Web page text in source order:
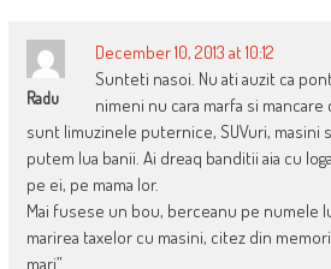
Radu
December 10, 2013 at 10:12
Sunteti nasoi. Nu ati auzit ca
nimeni nu cara marfa si
sunt limuzinele puternice, SUVuri, masini
putem lua banii. Ai dreaq banditii aia cu
pe ei, pe mama lor.
Mai fusese un bou, berceanu pe numele
marirea taxelor cu masini, citez din
mari”.